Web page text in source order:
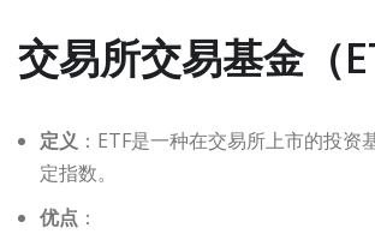
交易所交易基金（
定义 ：ETF是一种在交易所上市的投资
定指数。
优点 ：